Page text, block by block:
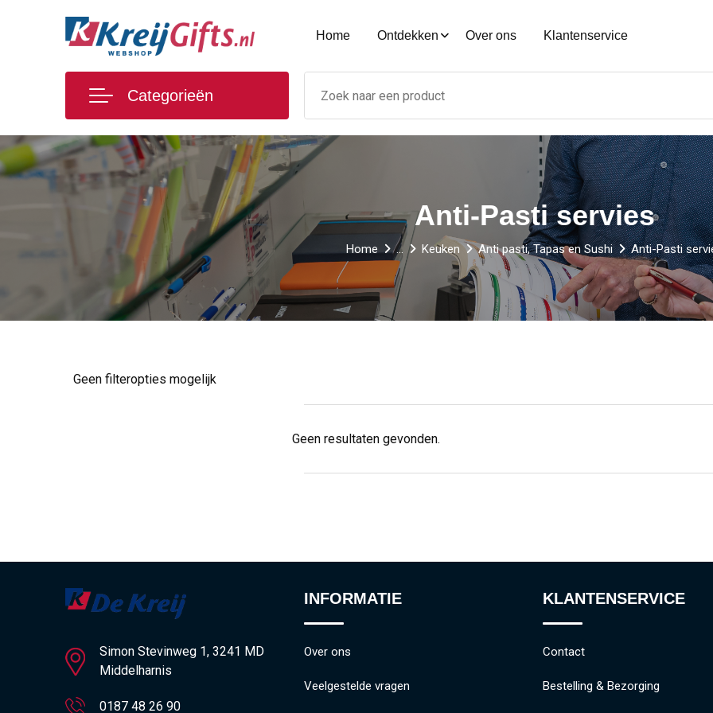
Home Ontdekken Over ons Klantenservice
Categorieën
Anti-Pasti servies
Home ... Keuken Anti pasti, Tapas en Sushi Anti-Pasti
Geen filteropties mogelijk
Geen resultaten gevonden.
Simon Stevinweg 1, 3241 MD
Middelharnis
0187 48 26 90
INFORMATIE
Over ons
Veelgestelde vragen
KLANTENSERVICE
Contact
Bestelling & Bezorging